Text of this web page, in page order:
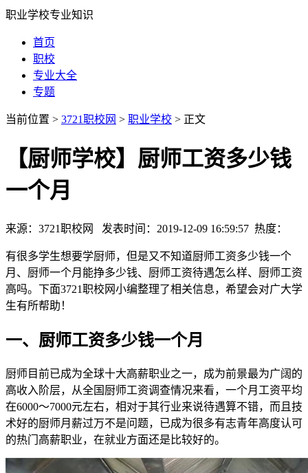
职业学校专业知识
首页
职校
专业大全
专题
当前位置 > 3721职校网 > 职业学校 > 正文
【厨师学校】厨师工资多少钱
一个月
来源：3721职校网 发表时间：2019-12-09 16:59:57 热度：
有很多学生想要学厨师，但是又不知道厨师工资多少钱一个
月、厨师一个月能挣多少钱、厨师工资待遇怎么样、厨师工资
高吗。下面3721职校网小编整理了相关信息，希望会对广大学
生有所帮助！
一、厨师工资多少钱一个月
厨师目前已成为全球十大高薪职业之一，成为前景最为广阔的
高收入阶层，从全国厨师工资调查情况来看，一个月工资平均
在6000～7000元左右，相对于其行业来说待遇算不错，而且技
术好的厨师月薪过万不是问题，已成为很多有志青年高度认可
的热门高薪职业，在就业方面还是比较好的。